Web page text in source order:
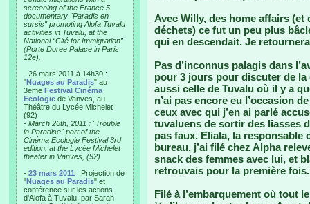
screening of the France 5
documentary "Paradis en
sursis" promoting Alofa Tuvalu
activities in Tuvalu, at the
National “Cité for Immigration”
(Porte Doree Palace in Paris
12e).
- 26 mars 2011 à 14h30 :
"Nuages au Paradis" au
3eme Festival Cinéma
Ecologie de Vanves, au
Théâtre du Lycée Michelet
(92)
- March 26th, 2011 : "Trouble
in Paradise" part of the
Cinéma Ecologie Festival 3rd
edition, at the Lycée Michelet
theater in Vanves, (92)
- 23 mars 2011 : Projection de
"Nuages au Paradis" et
conférence sur les actions
d'Alofa à Tuvalu, par Sarah
Avec Willy, des home affairs
déchets) ce fut un peu plus
qui en descendait. Je
Pas d’inconnus palagis dans
pour 3 jours pour discuter de
aussi celle de Tuvalu où il y a
n’ai pas encore eu l’occasion
ceux avec qui j’en ai parlé
tuvaluens de sortir des liasses
pas faux. Eliala, la responsable
bureau, j’ai filé chez Alpha
snack des femmes avec lui, et
retrouvais pour la première
Filé à l’embarquement où tout